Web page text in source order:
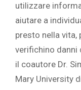
utilizzare
aiutare a
presto nella vita,
verifichino danni
il coautore Dr.
Mary University